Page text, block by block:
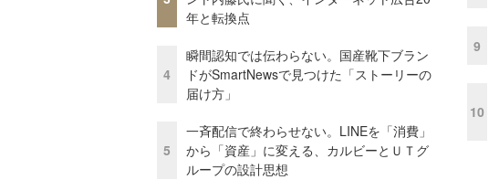
年と転換点
4
瞬間認知では伝わらない。国産靴下ブラン
ドがSmartNewsで見つけた「ストーリーの
届け方」
5
一斉配信で終わらせない。LINEを「消費」
から「資産」に変える、カルビーとＵＴグ
ループの設計思想
9
10